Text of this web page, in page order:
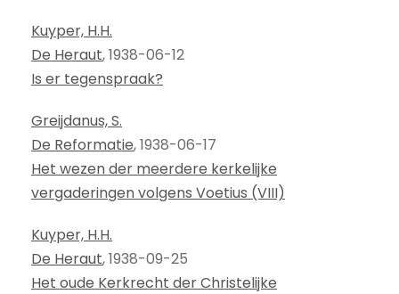
Kuyper, H.H.
De Heraut, 1938-06-12
Is er tegenspraak?
Greijdanus, S.
De Reformatie, 1938-06-17
Het wezen der meerdere kerkelijke
vergaderingen volgens Voetius (VIII)
Kuyper, H.H.
De Heraut, 1938-09-25
Het oude Kerkrecht der Christelijke